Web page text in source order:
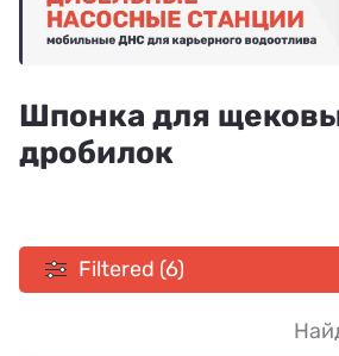
Шпонка для
дробилок
Filtered (6)